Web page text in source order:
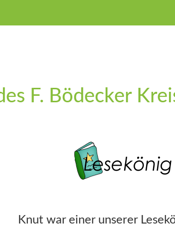
F. Bödecker
Knut war einer unserer